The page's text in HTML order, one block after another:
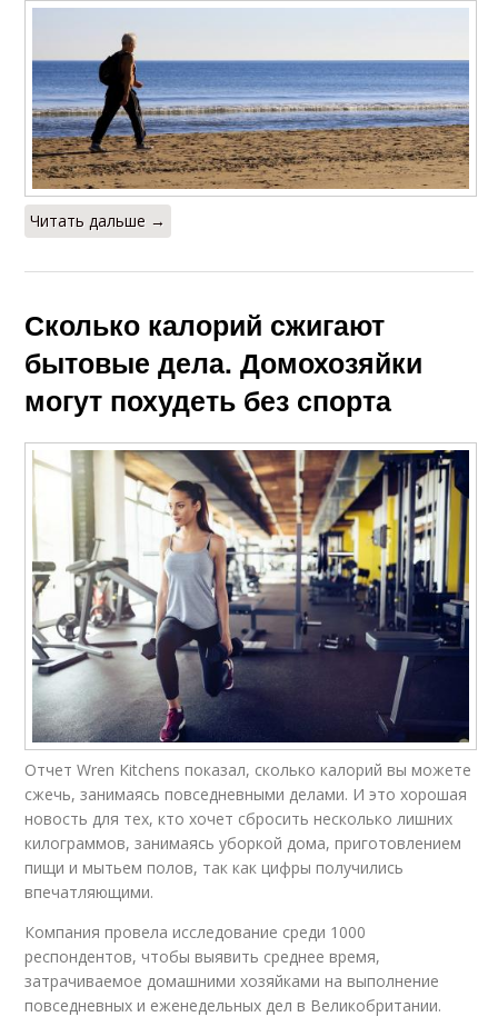
Читать дальше →
Сколько калорий сжигают
бытовые дела. Домохозяйки
могут похудеть без спорта
Отчет Wren Kitchens показал, сколько калорий вы можете
сжечь, занимаясь повседневными делами. И это хорошая
новость для тех, кто хочет сбросить несколько лишних
килограммов, занимаясь уборкой дома, приготовлением
пищи и мытьем полов, так как цифры получились
впечатляющими.
Компания провела исследование среди 1000
респондентов, чтобы выявить среднее время,
затрачиваемое домашними хозяйками на выполнение
повседневных и еженедельных дел в Великобритании.